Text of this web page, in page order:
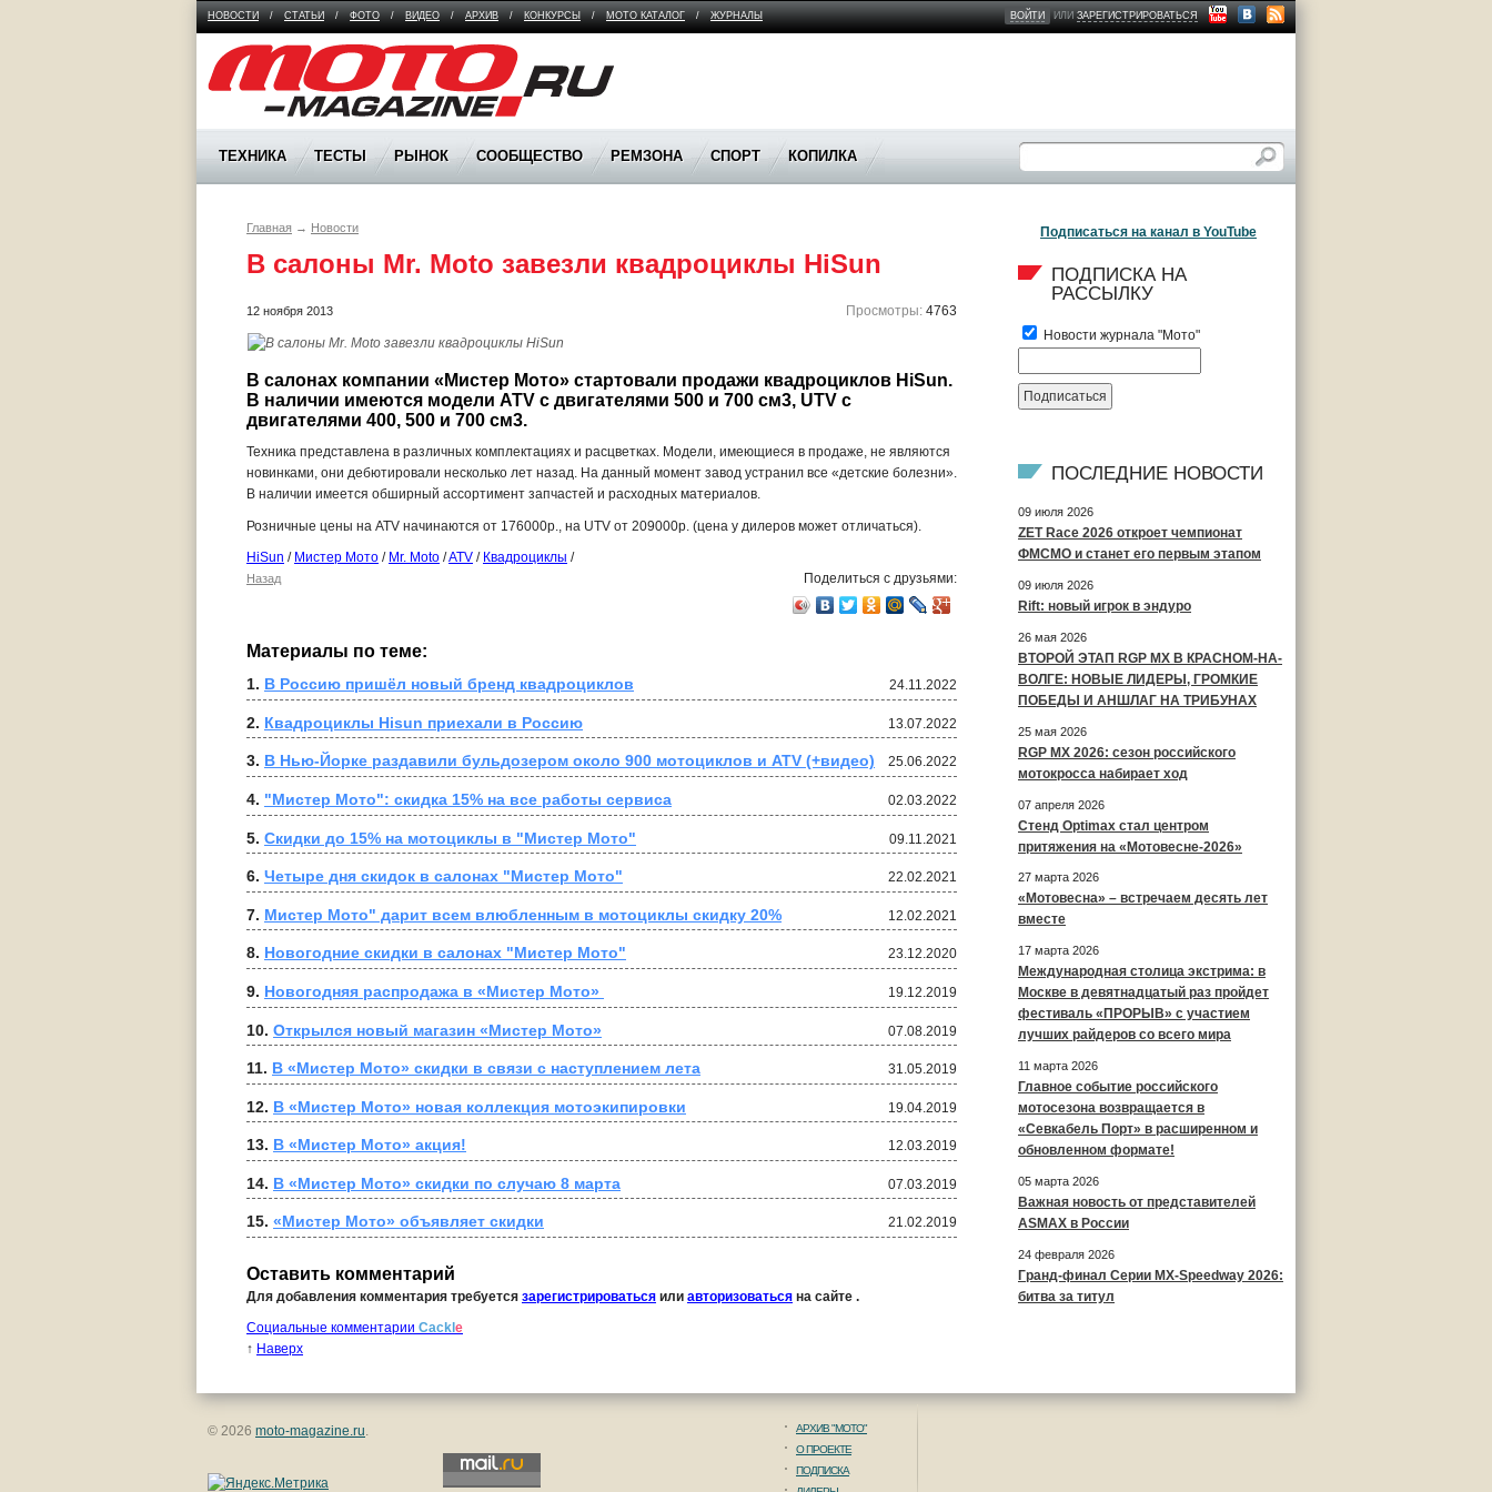
НОВОСТИ / СТАТЬИ / ФОТО / ВИДЕО / АРХИВ / КОНКУРСЫ / МОТО КАТАЛОГ / ЖУРНАЛЫ ВОЙТИ ИЛИЗАРЕГИСТРИРОВАТЬСЯ
Moto Magazine
ТЕХНИКА ТЕСТЫ РЫНОК СООБЩЕСТВО РЕМЗОНА СПОРТ КОПИЛКА
Главная → Новости
В салоны Mr. Moto завезли квадроциклы HiSun
Просмотры: 4763
12 ноября 2013
В салонах компании «Мистер Мото» стартовали продажи квадроциклов HiSun.
В наличии имеются модели ATV c двигателями 500 и 700 см3, UTV с
двигателями 400, 500 и 700 см3.
Техника представлена в различных комплектациях и расцветках. Модели, имеющиеся в продаже, не являются
новинками, они дебютировали несколько лет назад. На данный момент завод устранил все «детские болезни».
В наличии имеется обширный ассортимент запчастей и расходных материалов.
Розничные цены на ATV начинаются от 176000р., на UTV от 209000р. (цена у дилеров может отличаться).
HiSun / Мистер Мото / Mr. Moto /ATV / Квадроциклы /
Назад Поделиться с друзьями:
Материалы по теме:
24.11.2022
1. В Россию пришёл новый бренд квадроциклов
13.07.2022
2. Квадроциклы Hisun приехали в Россию
25.06.2022
3. В Нью-Йорке раздавили бульдозером около 900 мотоциклов и ATV (+видео)
02.03.2022
4. "Мистер Мото": скидка 15% на все работы сервиса
09.11.2021
5. Скидки до 15% на мотоциклы в "Мистер Мото"
22.02.2021
6. Четыре дня скидок в салонах "Мистер Мото"
12.02.2021
7. Мистер Мото" дарит всем влюбленным в мотоциклы скидку 20%
23.12.2020
8. Новогодние скидки в салонах "Мистер Мото"
19.12.2019
9. Новогодняя распродажа в «Мистер Мото»
07.08.2019
10. Открылся новый магазин «Мистер Мото»
31.05.2019
11. В «Мистер Мото» скидки в связи с наступлением лета
19.04.2019
12. В «Мистер Мото» новая коллекция мотоэкипировки
12.03.2019
13. В «Мистер Мото» акция!
07.03.2019
14. В «Мистер Мото» скидки по случаю 8 марта
21.02.2019
15. «Мистер Мото» объявляет скидки
Оставить комментарий
Для добавления комментария требуется зарегистрироваться или авторизоваться на сайте .
Социальные комментарии Cackl e
↑ Наверх
Подписаться на канал в YouTube
ПОДПИСКА НА
РАССЫЛКУ
Новости журнала "Мото"
ПОСЛЕДНИЕ НОВОСТИ
09 июля 2026
ZET Race 2026 откроет чемпионат
ФМСМО и станет его первым этапом
09 июля 2026
Rift: новый игрок в эндуро
26 мая 2026
ВТОРОЙ ЭТАП RGP MX В КРАСНОМ-НА-
ВОЛГЕ: НОВЫЕ ЛИДЕРЫ, ГРОМКИЕ
ПОБЕДЫ И АНШЛАГ НА ТРИБУНАХ
25 мая 2026
RGP MX 2026: сезон российского
мотокросса набирает ход
07 апреля 2026
Стенд Optimax стал центром
притяжения на «Мотовесне-2026»
27 марта 2026
«Мотовесна» – встречаем десять лет
вместе
17 марта 2026
Международная столица экстрима: в
Москве в девятнадцатый раз пройдет
фестиваль «ПРОРЫВ» с участием
лучших райдеров со всего мира
11 марта 2026
Главное событие российского
мотосезона возвращается в
«Севкабель Порт» в расширенном и
обновленном формате!
05 марта 2026
Важная новость от представителей
ASMAX в России
24 февраля 2026
Гранд-финал Серии MX-Speedway 2026:
битва за титул
© 2026 moto-magazine.ru.
АРХИВ "МОТО"
О ПРОЕКТЕ
ПОДПИСКА